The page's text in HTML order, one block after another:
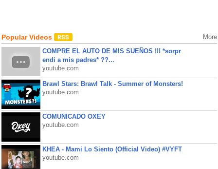
Popular Videos More
COMPRE EL AUTO DE MIS SUEÑOS !!! *sorpr
endi a mis padres* ??...
youtube.com
Brawl Stars: Brawl Talk - Summer of Monsters!
youtube.com
COMUNICADO OXEY
youtube.com
KHEA - Mami Lo Siento (Official Video) #VYFT
youtube.com